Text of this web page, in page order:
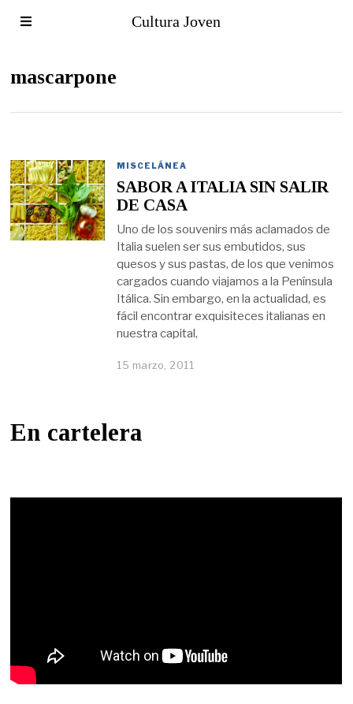
Cultura Joven
mascarpone
MISCELÁNEA
SABOR A ITALIA SIN SALIR
DE CASA
Uno de los souvenirs más aclamados de
Italia suelen ser sus embutidos, sus
quesos y sus pastas, de los que venimos
cargados cuando viajamos a la Península
Itálica. Sin embargo, en la actualidad, es
fácil encontrar exquisiteces italianas en
nuestra capital,
15 marzo, 2011
En cartelera